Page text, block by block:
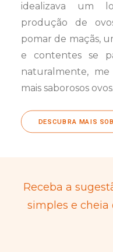
idealizava um
produção de
pomar de maçãs,
e contentes se
naturalmente, me
mais saborosos
DESCUBRA MAIS
Receba a
simples e cheia